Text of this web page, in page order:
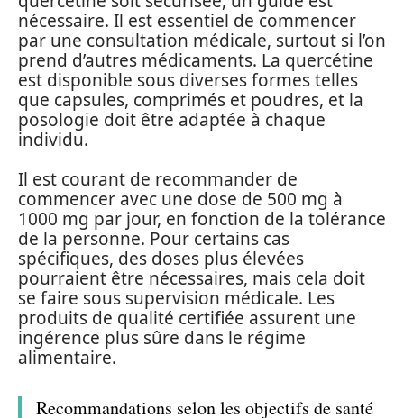
nécessaire. Il est essentiel de commencer
par une consultation médicale, surtout si l’on
prend d’autres médicaments. La quercétine
est disponible sous diverses formes telles
que capsules, comprimés et poudres, et la
posologie doit être adaptée à chaque
individu.
Il est courant de recommander de
commencer avec une dose de 500 mg à
1000 mg par jour, en fonction de la tolérance
de la personne. Pour certains cas
spécifiques, des doses plus élevées
pourraient être nécessaires, mais cela doit
se faire sous supervision médicale. Les
produits de qualité certifiée assurent une
ingérence plus sûre dans le régime
alimentaire.
Recommandations selon les objectifs de santé